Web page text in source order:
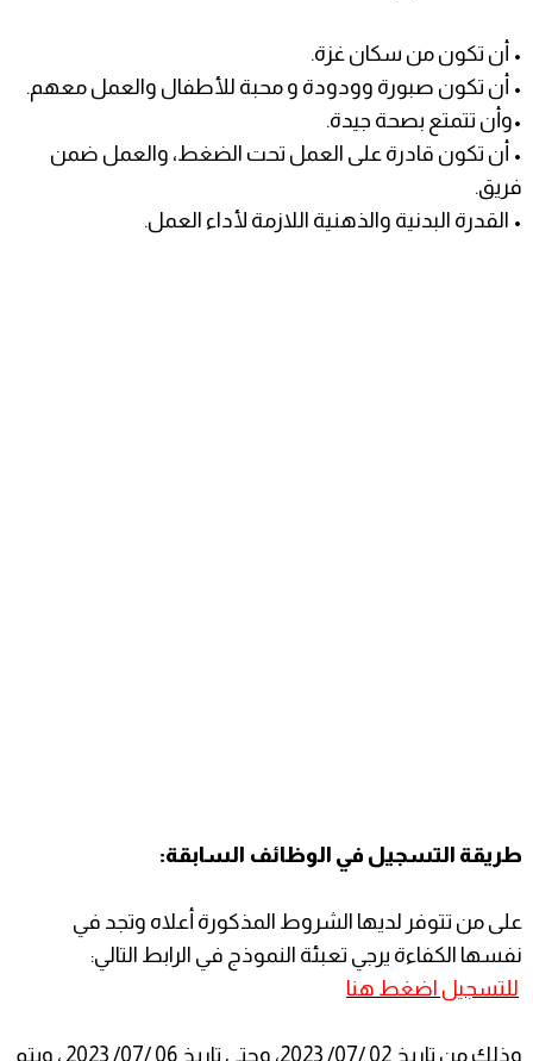
• أن تكون من سكان غزة.
• أن تكون صبورة وودودة و محبة للأطفال والعمل معهم.
•وأن تتمتع بصحة جيدة.
• أن تكون قادرة على العمل تحت الضغط، والعمل ضمن
فريق.
• القدرة البدنية والذهنية اللازمة لأداء العمل.
طريقة التسجيل في الوظائف السابقة:
على من تتوفر لديها الشروط المذكورة أعلاه وتجد في
نفسها الكفاءة يرجي تعبئة النموذج في الرابط التالي:
للتسجيل اضغط هنا
وذلك من تاريخ 02 /07/ 2023، وحتى تاريخ 06 /07/ 2023 ، ويتم